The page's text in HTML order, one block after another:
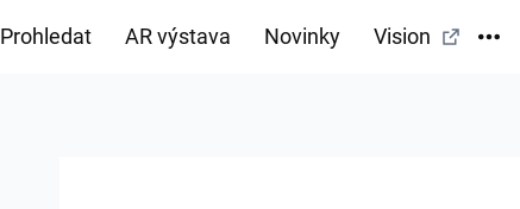
Prohledat AR výstava Novinky Vision